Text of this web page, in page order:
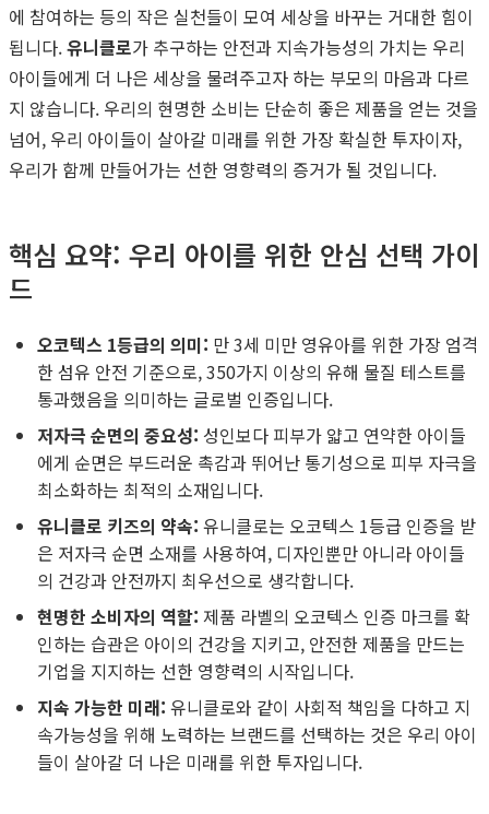
에 참여하는 등의 작은 실천들이 모여 세상을 바꾸는 거대한 힘이
됩니다.유니클로가 추구하는 안전과 지속가능성의 가치는 우리
아이들에게 더 나은 세상을 물려주고자 하는 부모의 마음과 다르
지 않습니다. 우리의 현명한 소비는 단순히 좋은 제품을 얻는 것을
넘어, 우리 아이들이 살아갈 미래를 위한 가장 확실한 투자이자,
우리가 함께 만들어가는 선한 영향력의 증거가 될 것입니다.
핵심 요약: 우리 아이를 위한 안심 선택 가이
드
오코텍스 1등급의 의미: 만 3세 미만 영유아를 위한 가장 엄격
한 섬유 안전 기준으로, 350가지 이상의 유해 물질 테스트를
통과했음을 의미하는 글로벌 인증입니다.
저자극 순면의 중요성: 성인보다 피부가 얇고 연약한 아이들
에게 순면은 부드러운 촉감과 뛰어난 통기성으로 피부 자극을
최소화하는 최적의 소재입니다.
유니클로 키즈의 약속: 유니클로는 오코텍스 1등급 인증을 받
은 저자극 순면 소재를 사용하여, 디자인뿐만 아니라 아이들
의 건강과 안전까지 최우선으로 생각합니다.
현명한 소비자의 역할: 제품 라벨의 오코텍스 인증 마크를 확
인하는 습관은 아이의 건강을 지키고, 안전한 제품을 만드는
기업을 지지하는 선한 영향력의 시작입니다.
지속 가능한 미래: 유니클로와 같이 사회적 책임을 다하고 지
속가능성을 위해 노력하는 브랜드를 선택하는 것은 우리 아이
들이 살아갈 더 나은 미래를 위한 투자입니다.